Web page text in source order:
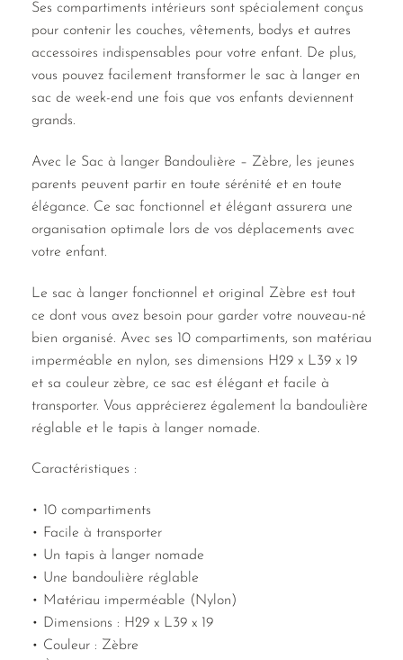
Ses compartiments intérieurs sont spécialement conçus
pour contenir les couches, vêtements, bodys et autres
accessoires indispensables pour votre enfant. De plus,
vous pouvez facilement transformer le sac à langer en
sac de week-end une fois que vos enfants deviennent
grands.
Avec le Sac à langer Bandoulière – Zèbre, les jeunes
parents peuvent partir en toute sérénité et en toute
élégance. Ce sac fonctionnel et élégant assurera une
organisation optimale lors de vos déplacements avec
votre enfant.
Le sac à langer fonctionnel et original Zèbre est tout
ce dont vous avez besoin pour garder votre nouveau-né
bien organisé. Avec ses 10 compartiments, son matériau
imperméable en nylon, ses dimensions H29 x L39 x 19
et sa couleur zèbre, ce sac est élégant et facile à
transporter. Vous apprécierez également la bandoulière
réglable et le tapis à langer nomade.
Caractéristiques :
• 10 compartiments
• Facile à transporter
• Un tapis à langer nomade
• Une bandoulière réglable
• Matériau imperméable (Nylon)
• Dimensions : H29 x L39 x 19
• Couleur : Zèbre